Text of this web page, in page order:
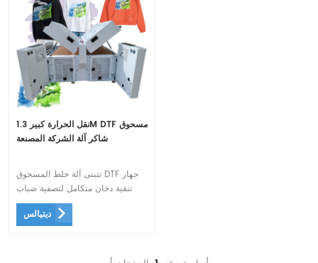
نقل الحرارة كبير 1.3M DTF مسحوق
شاكر آلة الشركة المصنعة
تتبنى آلة خلط المسحوق DTF جهاز
تنقية دخان متكامل لتصفية ضباب
الزيت السام الذي يظهر أثناء
التسخين ، مما يجعلها أكثر صداقة
ديتيالس